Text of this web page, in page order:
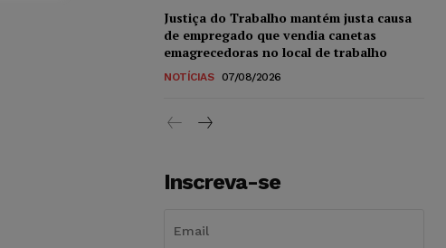
Justiça do Trabalho mantém justa causa
de empregado que vendia canetas
emagrecedoras no local de trabalho
NOTÍCIAS 07/08/2026
Inscreva-se